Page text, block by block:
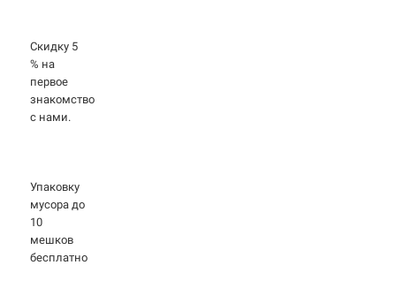
Скидку 5
% на
первое
знакомство
с нами.
Упаковку
мусора до
10
мешков
бесплатно